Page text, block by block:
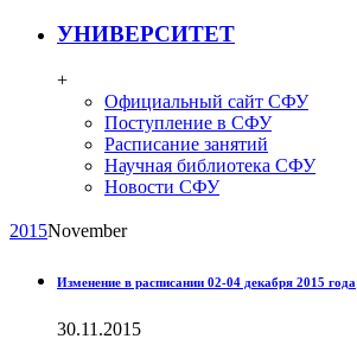
УНИВЕРСИТЕТ
+
Официальный сайт СФУ
Поступление в СФУ
Расписание занятий
Научная библиотека СФУ
Новости СФУ
2015November
Изменение в расписании 02-04 декабря 2015 года
30.11.2015